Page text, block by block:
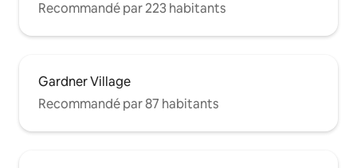
Recommandé par 223 habitants
Gardner Village
Recommandé par 87 habitants